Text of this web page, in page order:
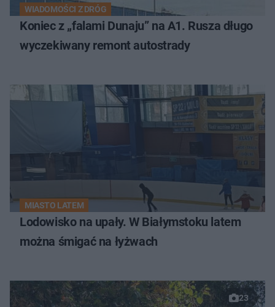
WIADOMOŚCI Z DRÓG
Koniec z „falami Dunaju” na A1. Rusza długo
wyczekiwany remont autostrady
MIASTO LATEM
Lodowisko na upały. W Białymstoku latem
można śmigać na łyżwach
23